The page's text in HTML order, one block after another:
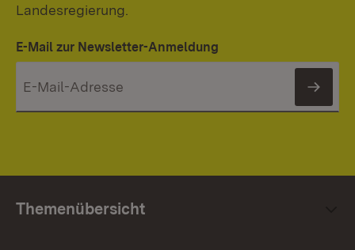
Landesregierung.
E-Mail zur Newsletter-Anmeldung
Themenübersicht